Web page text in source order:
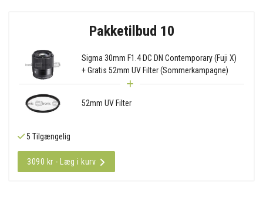
Pakketilbud 10
Sigma 30mm F1.4 DC DN Contemporary (Fuji X)
+ Gratis 52mm UV Filter (Sommerkampagne)
52mm UV Filter
5 Tilgængelig
3090 kr - Læg i kurv